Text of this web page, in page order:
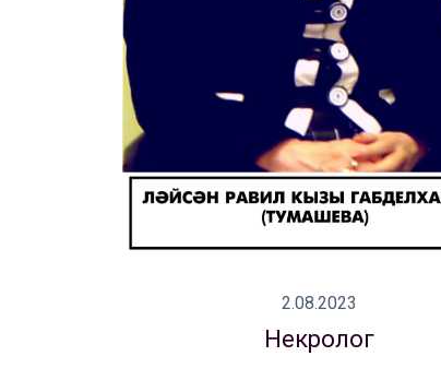
Афиша
О театре
Новости
Репертуар
2.08.2023
Некролог